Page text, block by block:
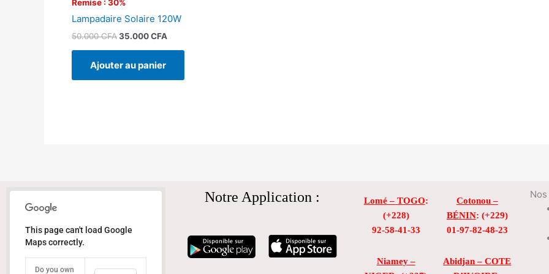
Remise : 30%
Lampadaire Solaire 120W
50.000CFA35.000CFA
Ajouter au panier
This page can't load Google
Maps correctly.
Do you own
Notre Application : Lomé – TOGO:
(+228)
92-58-41-33
Niamey –
Cotonou –
BÉNIN: (+229)
01-97-82-48-23
Abidjan – COTE